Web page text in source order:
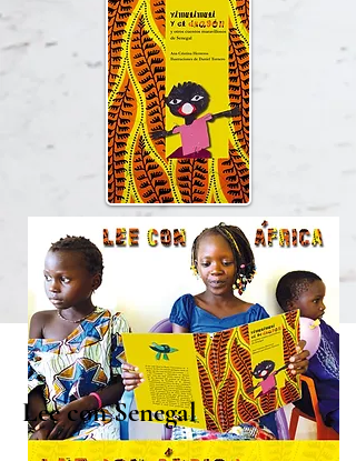
Lee con Senegal